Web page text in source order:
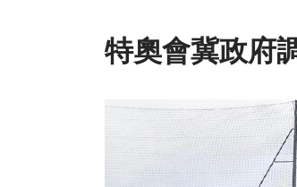
特奧會冀政府